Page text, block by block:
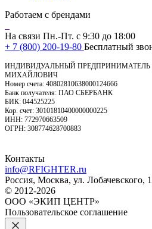
Работаем с брендами
На связи Пн.-Пт. с 9:30 до 18:00
+ 7 (800) 200-19-80 Бесплатный
ИНДИВИДУАЛЬНЫЙ ПРЕДПРИНИМАТЕЛЬ
МИХАЙЛОВИЧ
Номер счета: 40802810638000124666
Банк получателя: ПАО СБЕРБАНК
БИК: 044525225
Кор. счет: 30101810400000000225
ИНН: 772970663509
ОГРН: 308774628700883
Контакты
info@RFIGHTER.ru
Россия, Москва, ул. Лобачевского,
© 2012-2026
ООО «ЭКИП ЦЕНТР»
Пользовательское соглашение